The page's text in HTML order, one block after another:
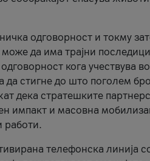
одговорност и токму
да има трајни
кога учествува
да стигне до што поголем
дека стратешките
импакт и масовна
работи.
телефонска линија